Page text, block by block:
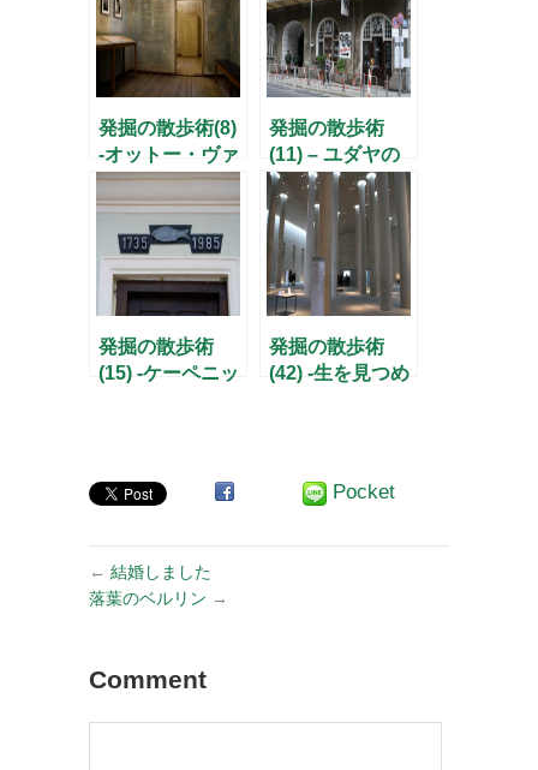
発掘の散歩術(8)
-オットー・ヴァ
イトと人知れぬ
英雄たち（後）-
発掘の散歩術
(11) – ユダヤの
カフェ・ハウス
での時間 –
発掘の散歩術
(15) -ケーペニッ
発掘の散歩術
(42) -生を見つめ
Pocket
← 結婚しました
落葉のベルリン →
Comment